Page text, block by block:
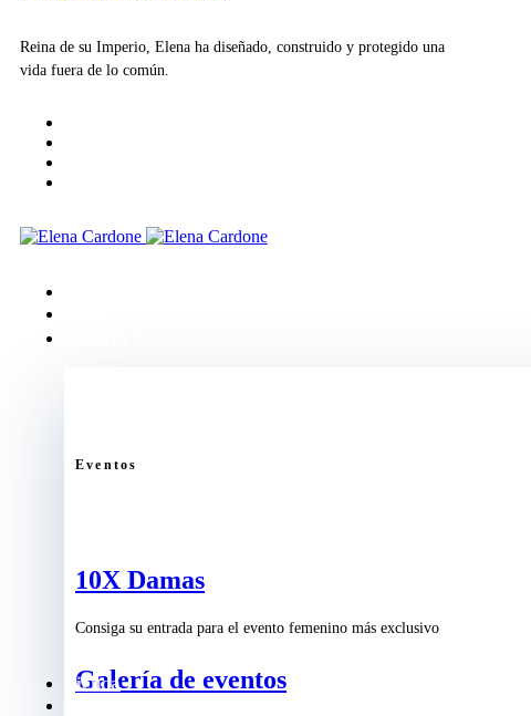
Reina de su Imperio, Elena ha diseñado, construido y protegido una
vida fuera de lo común.
Eventos
10X Damas
Consiga su entrada para el evento femenino más exclusivo
Galería de eventos
Tienda